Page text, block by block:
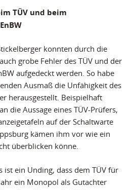
TÜV und beim
konnten durch die
grobe Fehler des TÜV und der
aufgedeckt werden. So habe
Ausmaß die Unfähigkeit des
herausgestellt. Beispielhaft
die Aussage eines TÜV-Prüfers,
auf der Schaltwarte
kämen ihm vor wie ein
überblicken könne.
ist ein Unding, dass dem TÜV für
ein Monopol als Gutachter